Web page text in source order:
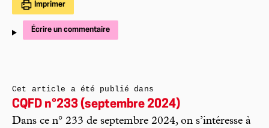
Imprimer
Écrire un commentaire
Cet article a été publié dans
CQFD n°233 (septembre 2024)
Dans ce n° 233 de septembre 2024, on s’intéresse à